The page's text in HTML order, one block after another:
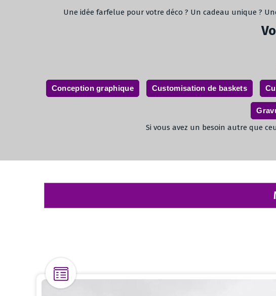
Une idée farfelue pour votre déco ? Un cadeau unique ?
Conception graphique Customisation de baskets
Si vous avez un besoin autre que